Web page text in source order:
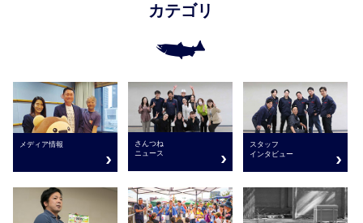
カテゴリ
メディア情報
さんつね
ニュース
スタッフ
インタビュー